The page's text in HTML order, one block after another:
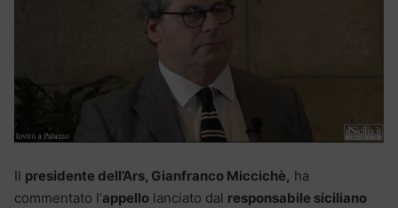
Il presidente dell’Ars, Gianfranco Miccichè, ha
commentato l’appello lanciato dal responsabile siciliano